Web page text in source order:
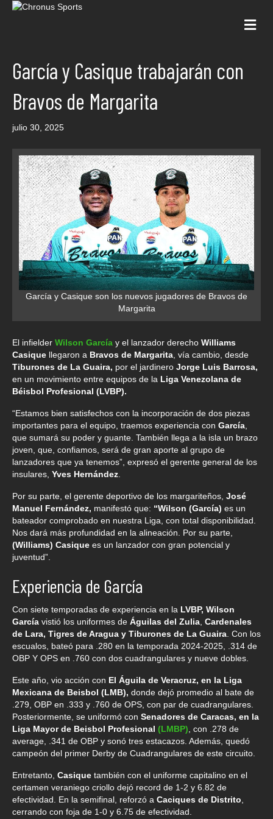
García y Casique trabajarán con
Bravos de Margarita
julio 30, 2025
García y Casique son los nuevos jugadores de Bravos de
Margarita
El infielder Wilson García y el lanzador derecho Williams
Casique llegaron a Bravos de Margarita , vía cambio, desde
Tiburones de La Guaira, por el jardinero Jorge Luis Barrosa,
en un movimiento entre equipos de la Liga Venezolana de
Béisbol Profesional (LVBP).
“Estamos bien satisfechos con la incorporación de dos piezas
importantes para el equipo, traemos experiencia con García
que sumará su poder y guante. También llega a la isla un brazo
joven, que, confiamos, será de gran aporte al grupo de
lanzadores que ya tenemos”, expresó el gerente general de los
insulares, Yves Hernández
Por su parte, el gerente deportivo de los margariteños, José
Manuel Fernández, manifestó que: “Wilson (García) es un
bateador comprobado en nuestra Liga, con total disponibilidad.
Nos dará más profundidad en la alineación. Por su parte,
(Williams) Casique es un lanzador con gran potencial y
juventud”.
Experiencia de García
Con siete temporadas de experiencia en la LVBP, Wilson
García vistió los uniformes de Águilas del Zulia Cardenales
de Lara, Tigres de Aragua y Tiburones de La Guaira . Con los
escualos, bateó para .280 en la temporada 2024-2025, .314 de
OBP Y OPS en .760 con dos cuadrangulares y nueve dobles.
Este año, vio acción con El Águila de Veracruz, en la Liga
Mexicana de Beisbol (LMB), donde dejó promedio al bate de
.279, OBP en .333 y .760 de OPS, con par de cuadrangulares.
Posteriormente, se uniformó con Senadores de Caracas, en la
Liga Mayor de Beisbol Profesional (LMBP) , con .278 de
average, .341 de OBP y sonó tres estacazos. Además, quedó
campeón del primer Derby de Cuadrangulares de este circuito.
Entretanto, Casique también con el uniforme capitalino en el
certamen veraniego criollo dejó record de 1-2 y 6.82 de
efectividad. En la semifinal, reforzó a Caciques de Distrito
cerrando con foja de 1-0 y 6.75 de efectividad.